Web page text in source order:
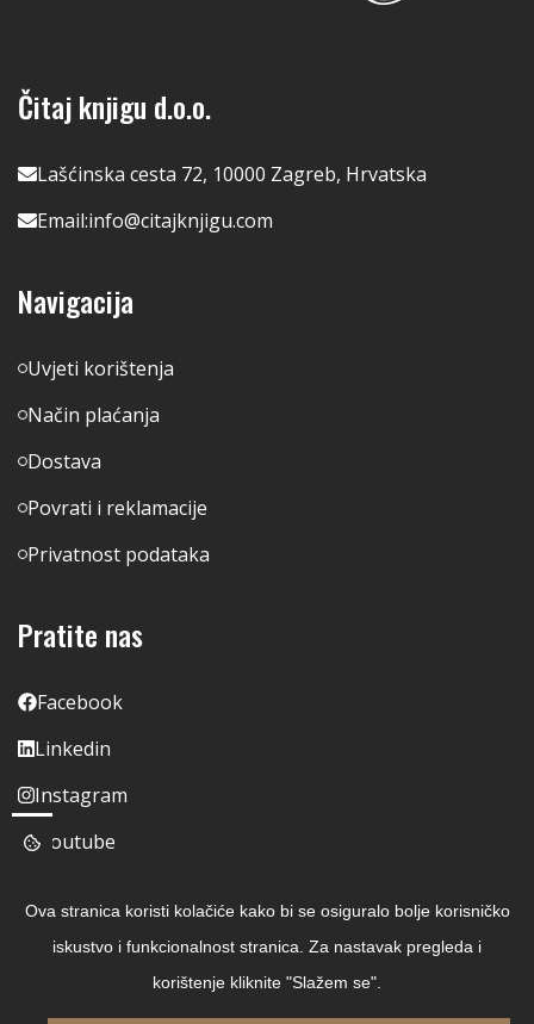
Čitaj knjigu d.o.o.
Lašćinska cesta 72, 10000 Zagreb, Hrvatska
Email:info@citajknjigu.com
Navigacija
Uvjeti korištenja
Način plaćanja
Dostava
Povrati i reklamacije
Privatnost podataka
Pratite nas
Facebook
Linkedin
Instagram
Youtube
Ova stranica koristi kolačiće kako bi se osiguralo bolje korisničko
iskustvo i funkcionalnost stranica. Za nastavak pregleda i
korištenje kliknite "Slažem se".